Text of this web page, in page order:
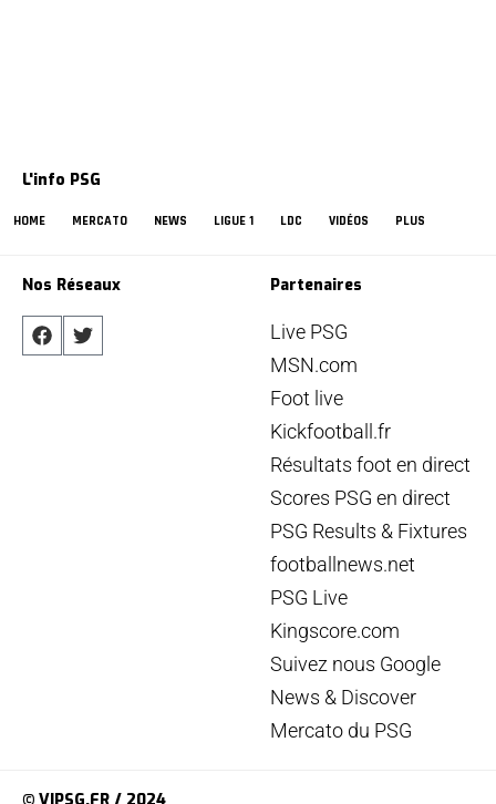
L'info PSG
HOME MERCATO NEWS LIGUE 1 LDC VIDÉOS PLUS
Nos Réseaux Partenaires
Live PSG
MSN.com
Foot live
Kickfootball.fr
Résultats foot en direct
Scores PSG en direct
PSG Results & Fixtures
footballnews.net
PSG Live
Kingscore.com
Suivez nous Google
News & Discover
Mercato du PSG